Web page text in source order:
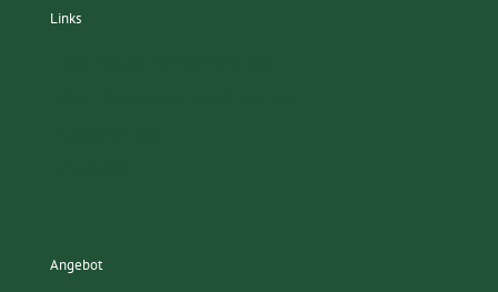
Links
Angebot